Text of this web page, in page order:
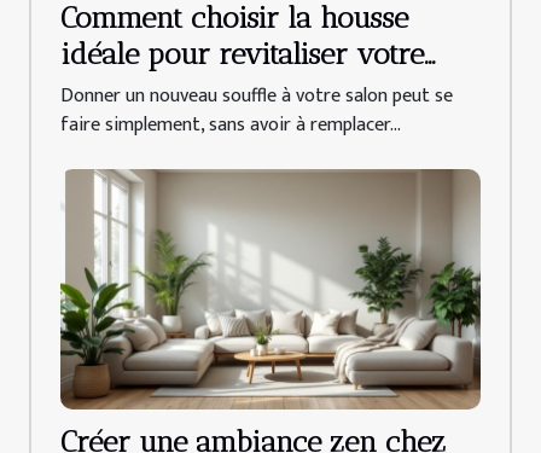
Comment choisir la housse
idéale pour revitaliser votre
salon ?
Donner un nouveau souffle à votre salon peut se
faire simplement, sans avoir à remplacer...
Créer une ambiance zen chez